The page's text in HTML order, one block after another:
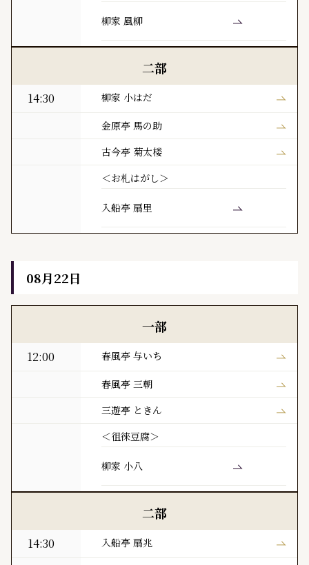
柳家 風柳
二部
14:30 柳家 小はだ
金原亭 馬の助
古今亭 菊太楼
＜お札はがし＞
入船亭 扇里
08月22日
一部
12:00 春風亭 与いち
春風亭 三朝
三遊亭 ときん
＜徂徠豆腐＞
柳家 小八
二部
14:30 入船亭 扇兆